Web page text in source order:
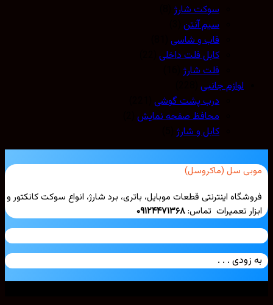
سوکت شارژ(8)
سیم آنتن(3)
قاب و شاسی(81)
کابل فلت داخلی(22)
فلت شارژ(16)
لوازم جانبی(228)
درب پشت گوشی(221)
محافظ صفحه نمایش(2)
کابل و شارژ(5)
سل (ماکروسل)
اینترنتی قطعات موبایل، باتری، برد شارژ، انواع سوکت کانکتور و
تعمیرات تماس:۰۹۱۲۴۴۷۱۳۶۸
زودی . . .